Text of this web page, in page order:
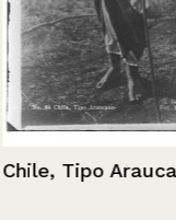
Chile, Tipo